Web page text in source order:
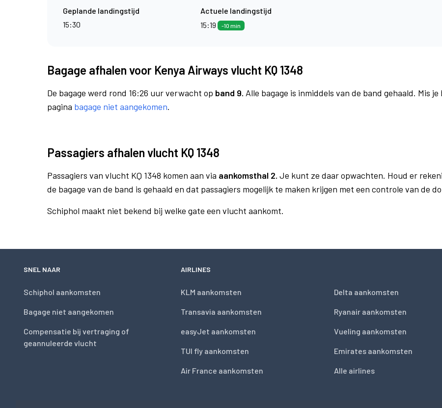
Geplande landingstijd
15:30
Actuele landingstijd
15:19
-10 min
Bagage afhalen voor Kenya Airways vlucht KQ 1348
De bagage werd rond 16:26 uur verwacht op band 9. Alle bagage is inmiddels van de band gehaald. Mis
pagina bagage niet aangekomen.
Passagiers afhalen vlucht KQ 1348
Passagiers van vlucht KQ 1348 komen aan via aankomsthal 2. Je kunt ze daar opwachten. Houd er
de bagage van de band is gehaald en dat passagiers mogelijk te maken krijgen met een controle van de
Schiphol maakt niet bekend bij welke gate een vlucht aankomt.
SNEL NAAR
Schiphol aankomsten
Bagage niet aangekomen
Compensatie bij vertraging of
geannuleerde vlucht
AIRLINES
KLM aankomsten
Transavia aankomsten
easyJet aankomsten
TUI fly aankomsten
Air France aankomsten
Delta aankomsten
Ryanair aankomsten
Vueling aankomsten
Emirates aankomsten
Alle airlines